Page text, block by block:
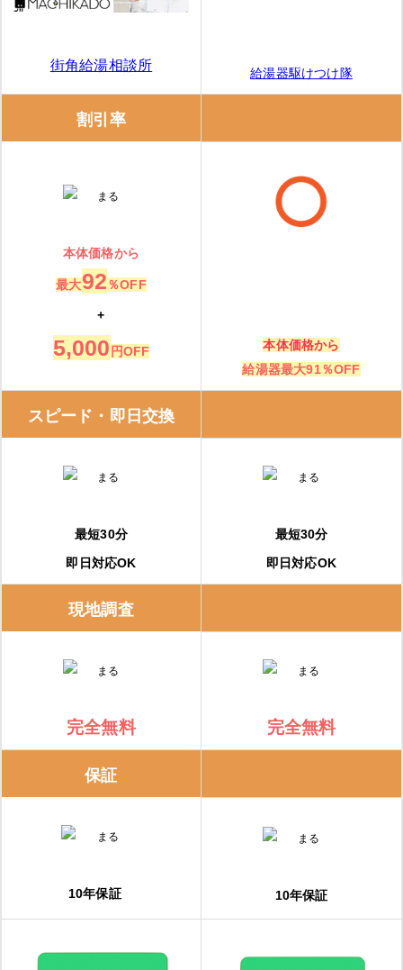
街角給湯相談所 給湯器駆けつけ隊
割引率
本体価格から
最大92％OFF
+
5,000 円OFF
本体価格から
給湯器最大91％OFF
スピード・即日交換
最短30分
即日対応OK
最短30分
即日対応OK
現地調査
完全無料 完全無料
保証
10年保証 10年保証